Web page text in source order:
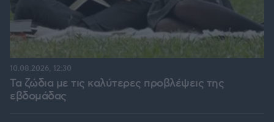
Τα ζώδια με τις καλύτερες προβλέψεις της
εβδομάδας
10.08.2026, 12:30